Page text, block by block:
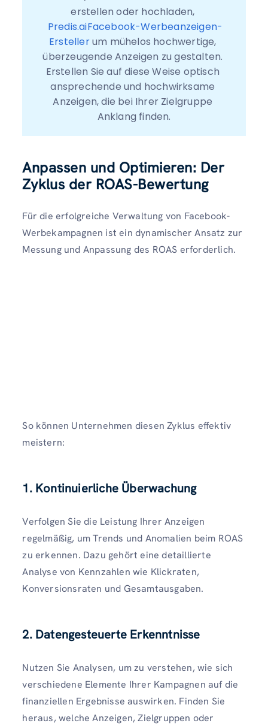
erstellen oder hochladen,
Predis.aiFacebook-Werbeanzeigen-
Ersteller um mühelos hochwertige,
überzeugende Anzeigen zu gestalten.
Erstellen Sie auf diese Weise optisch
ansprechende und hochwirksame
Anzeigen, die bei Ihrer Zielgruppe
Anklang finden.
Anpassen und Optimieren: Der
Zyklus der ROAS-Bewertung
Für die erfolgreiche Verwaltung von Facebook-
Werbekampagnen ist ein dynamischer Ansatz zur
Messung und Anpassung des ROAS erforderlich.
So können Unternehmen diesen Zyklus effektiv
meistern:
1. Kontinuierliche Überwachung
Verfolgen Sie die Leistung Ihrer Anzeigen
regelmäßig, um Trends und Anomalien beim ROAS
zu erkennen. Dazu gehört eine detaillierte
Analyse von Kennzahlen wie Klickraten,
Konversionsraten und Gesamtausgaben.
2. Datengesteuerte Erkenntnisse
Nutzen Sie Analysen, um zu verstehen, wie sich
verschiedene Elemente Ihrer Kampagnen auf die
finanziellen Ergebnisse auswirken. Finden Sie
heraus, welche Anzeigen, Zielgruppen oder